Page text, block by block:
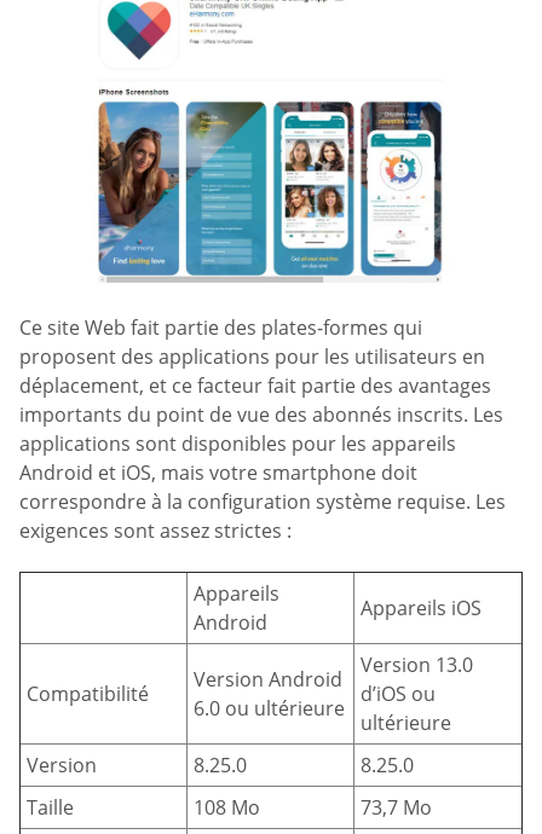
Ce site Web fait partie des plates-formes qui
proposent des applications pour les utilisateurs en
déplacement, et ce facteur fait partie des avantages
importants du point de vue des abonnés inscrits. Les
applications sont disponibles pour les appareils
Android et iOS, mais votre smartphone doit
correspondre à la configuration système requise. Les
exigences sont assez strictes :
Appareils
Android
Appareils iOS
Compatibilité
Version Android
6.0 ou ultérieure
Version 13.0
d’iOS ou
ultérieure
Version
8.25.0
8.25.0
Taille
108 Mo 73,7 Mo